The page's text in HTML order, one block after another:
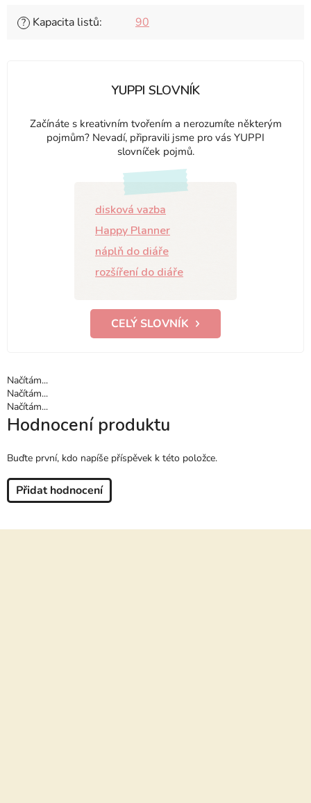
? Kapacita listů: 90
YUPPI SLOVNÍK
Začínáte s kreativním tvořením a nerozumíte některým
pojmům? Nevadí, připravili jsme pro vás YUPPI
slovníček pojmů.
disková vazba
Happy Planner
náplň do diáře
rozšíření do diáře
CELÝ SLOVNÍK
Načítám...
Načítám...
Načítám...
Hodnocení produktu
Buďte první, kdo napíše příspěvek k této položce.
Přidat hodnocení